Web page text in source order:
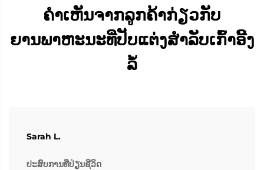
ຄຳເຫັນຈາກລູກຄ້າກ່ຽວກັບ
ຍານພາຫະນະທີ່ປັບແຕ່ງສຳລັບເກົ້າອີ້ງ
ລໍ້
Sarah L.
ປະສົບການທີ່ປ່ຽນຊີວິດ